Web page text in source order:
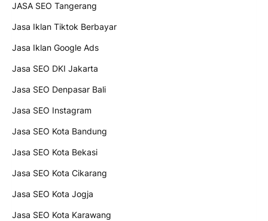
JASA SEO Tangerang
Jasa Iklan Tiktok Berbayar
Jasa Iklan Google Ads
Jasa SEO DKI Jakarta
Jasa SEO Denpasar Bali
Jasa SEO Instagram
Jasa SEO Kota Bandung
Jasa SEO Kota Bekasi
Jasa SEO Kota Cikarang
Jasa SEO Kota Jogja
Jasa SEO Kota Karawang